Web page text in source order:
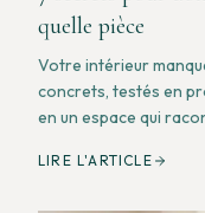
quelle pièce
Votre intérieur
concrets, testés en
en un espace qui
LIRE L'ARTICLE